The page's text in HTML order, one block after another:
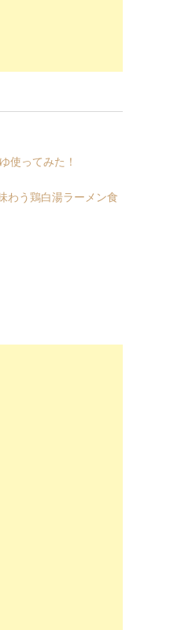
使ってみた！
わう鶏白湯ラーメン食